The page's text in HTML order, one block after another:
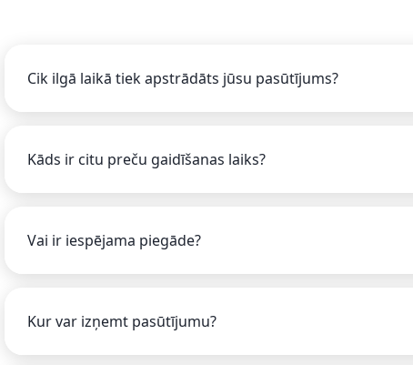
Cik ilgā laikā tiek apstrādāts jūsu pasūtījums?
Kāds ir citu preču gaidīšanas laiks?
Vai ir iespējama piegāde?
Kur var izņemt pasūtījumu?